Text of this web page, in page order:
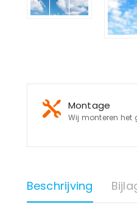
Montage
Wij monteren het
Beschrijving